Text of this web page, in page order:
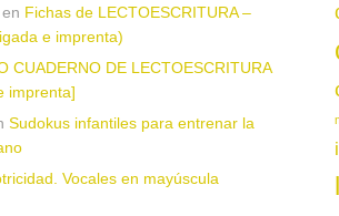
en Fichas de LECTOESCRITURA –
e imprenta)
CUADERNO DE LECTOESCRITURA
imprenta]
Sudokus infantiles para entrenar la
Vocales en mayúscula